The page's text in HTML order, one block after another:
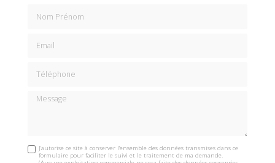
Message
J'autorise ce site à conserver l'ensemble des données transmises dans ce
formulaire pour faciliter le suivi et le traitement de ma demande.